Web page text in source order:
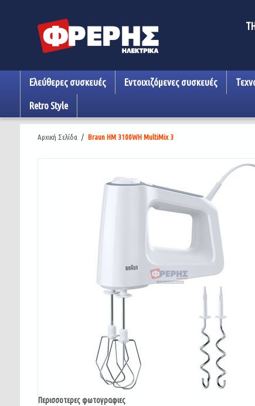
Ελεύθερες συσκευές Εντοιχιζόμενες συσκευές
Retro Style
Αρχική Σελίδα / Braun HM 3100WH MultiMix 3
Περισσοτερες φωτογραφιες